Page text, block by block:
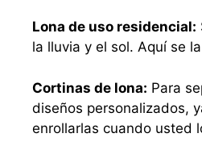
Lona de uso residencial:
la lluvia y el sol. Aquí se
Cortinas de lona: Para
diseños personalizados,
enrollarlas cuando usted